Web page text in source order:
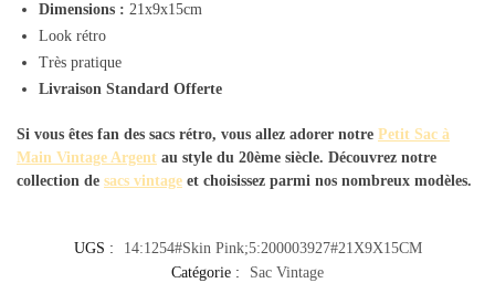
Dimensions : 21x9x15cm
Look rétro
Très pratique
Livraison Standard Offerte
Si vous êtes fan des sacs rétro, vous allez adorer notre Petit Sac à
Main Vintage Argent au style du 20ème siècle. Découvrez notre
collection de sacs vintage et choisissez parmi nos nombreux modèles.
UGS :
14:1254#Skin Pink;5:200003927#21X9X15CM
Catégorie :
Sac Vintage